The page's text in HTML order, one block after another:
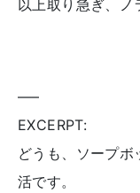
以上取り急ぎ、ノ
—–
EXCERPT:
どうも、ソープ
活です。